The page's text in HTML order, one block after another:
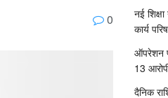
0
नई
कार्य
ऑपरेशन
13
दैनिक